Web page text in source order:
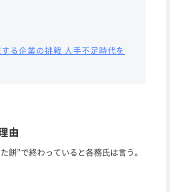
る企業の挑戦 人手不足時代を
由
”で終わっていると各務氏は言う。